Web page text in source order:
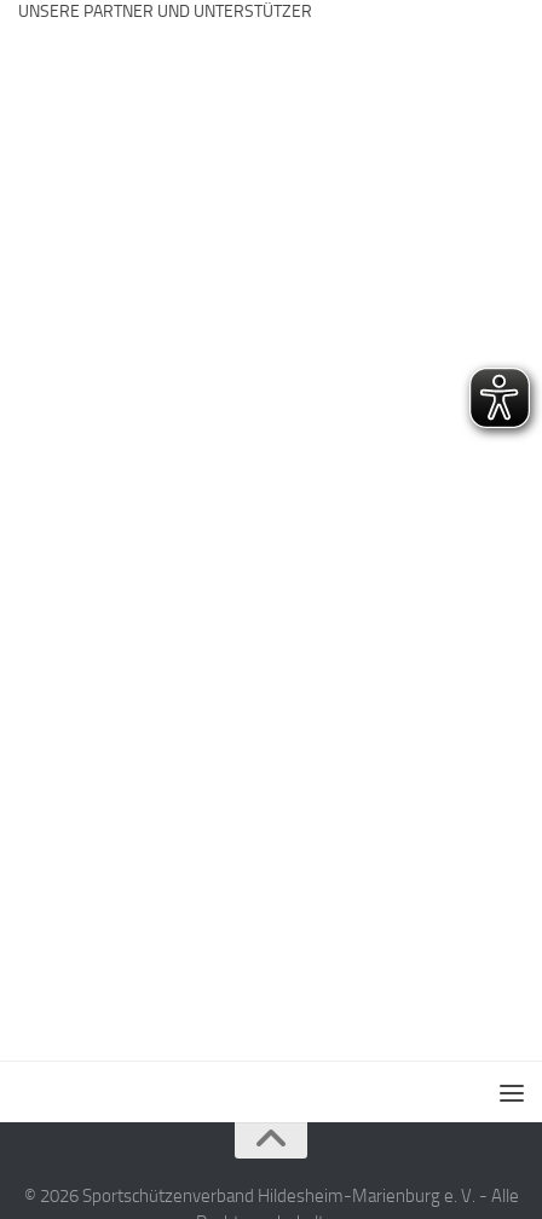
UNSERE PARTNER UND UNTERSTÜTZER
© 2026 Sportschützenverband Hildesheim-Marienburg e. V. - Alle